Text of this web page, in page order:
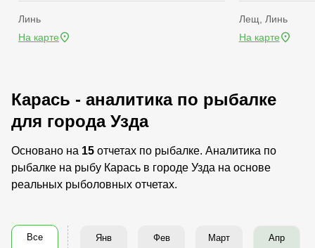
Линь
На карте
Лещ, Линь
На карте
Карась - аналитика по рыбалке
для города Узда
Основано на 15 отчетах по рыбалке. Аналитика по
рыбалке на рыбу Карась в городе Узда на основе
реальных рыболовных отчетах.
Все Янв Фев Март Апр